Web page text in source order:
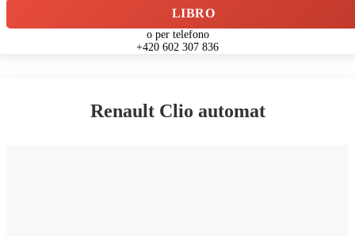
LIBRO
o per telefono
+420 602 307 836
Renault Clio automat